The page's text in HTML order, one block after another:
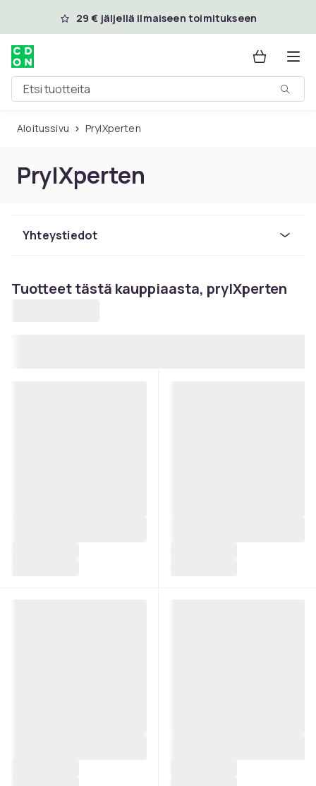
Ohita ja siirry pääsisältöön
29 € jäljellä ilmaiseen toimitukseen
Etsi tuotteita
Aloitussivu prylXperten
PrylXperten
Yhteystiedot
Tuotteet tästä kauppiaasta, prylXperten